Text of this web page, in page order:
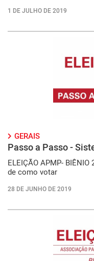
1 DE JULHO DE 2019
GERAIS
Passo a Passo -
ELEIÇÃO APMP-
de como votar
28 DE JUNHO DE 2019